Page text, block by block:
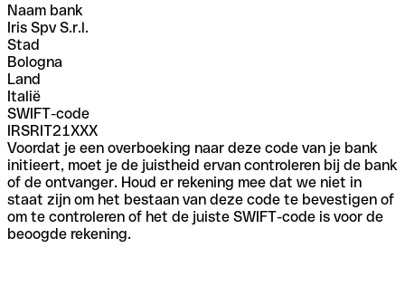
Naam bank
Iris Spv S.r.l.
Stad
Bologna
Land
Italië
SWIFT-code
IRSRIT21XXX
Voordat je een overboeking naar deze code van je bank
initieert, moet je de juistheid ervan controleren bij de bank
of de ontvanger. Houd er rekening mee dat we niet in
staat zijn om het bestaan van deze code te bevestigen of
om te controleren of het de juiste SWIFT-code is voor de
beoogde rekening.